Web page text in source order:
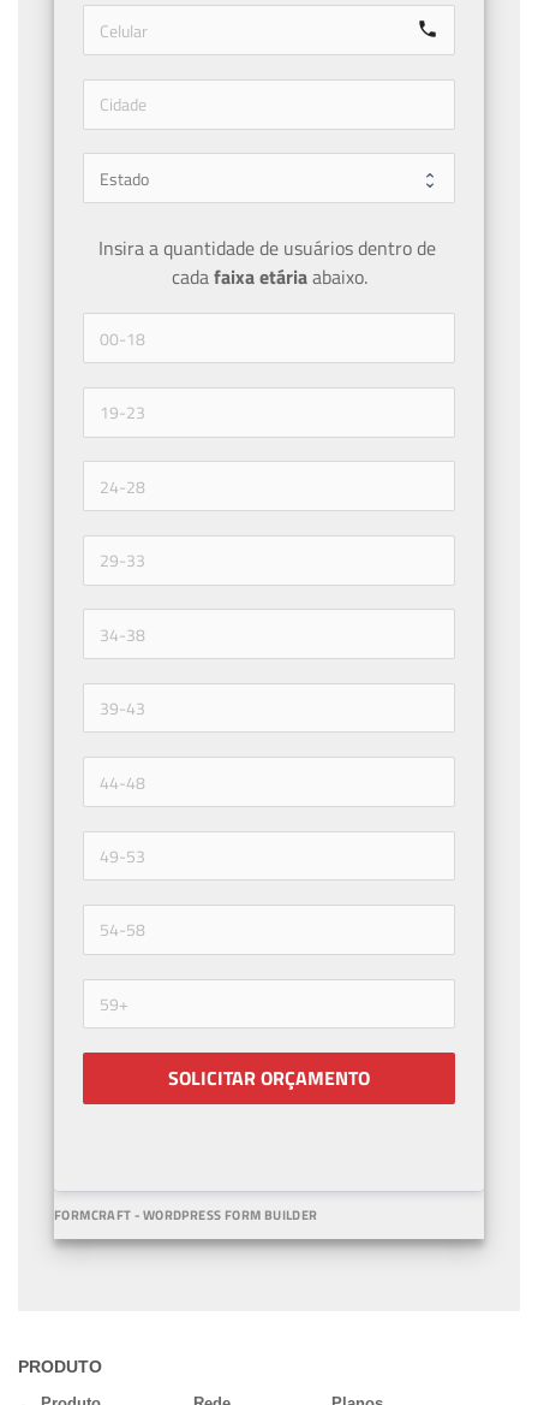
call
Insira a quantidade de usuários dentro de
cada faixa etária abaixo.
SOLICITAR ORÇAMENTO
FORMCRAFT - WORDPRESS FORM BUILDER
PRODUTO